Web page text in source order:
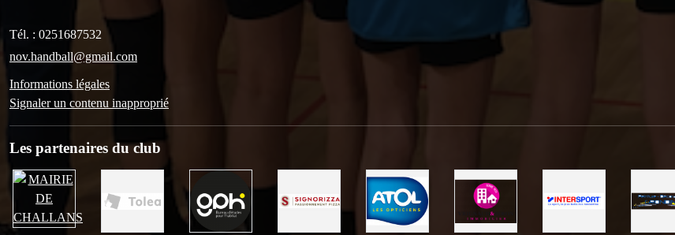
Tél. : 0251687532
nov.handball@gmail.com
Informations légales
Signaler un contenu inapproprié
Les partenaires du club